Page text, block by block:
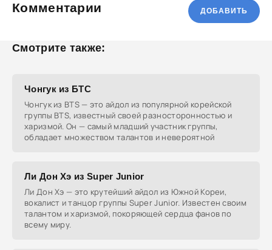
Комментарии ДОБАВИТЬ
Смотрите также:
Чонгук из БТС
Чонгук из BTS — это айдол из популярной корейской
группы BTS, известный своей разносторонностью и
харизмой. Он — самый младший участник группы,
обладает множеством талантов и невероятной
Ли Дон Хэ из Super Junior
Ли Дон Хэ — это крутейший айдол из Южной Кореи,
вокалист и танцор группы Super Junior. Известен своим
талантом и харизмой, покоряющей сердца фанов по
всему миру.